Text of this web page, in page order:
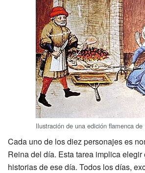
Ilustración de una edición flamenca de
Cada uno de los diez personajes es
Reina del día. Esta tarea implica elegir
historias de ese día. Todos los días,